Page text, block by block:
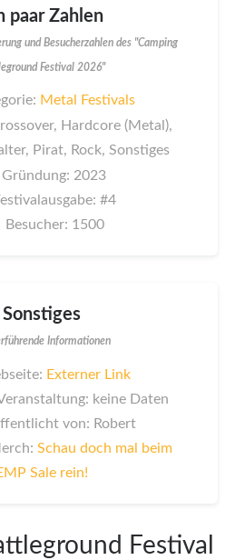
paar Zahlen
und Besucherzahlen des "Camping
Festival 2026"
Metal Festivals
Hardcore (Metal),
Pirat, Rock, Sonstiges
Gründung: 2023
#4
Besucher: 1500
Sonstiges
Informationen
Externer Link
keine Daten
von: Robert
Schau doch mal beim
Sale rein!
Festival